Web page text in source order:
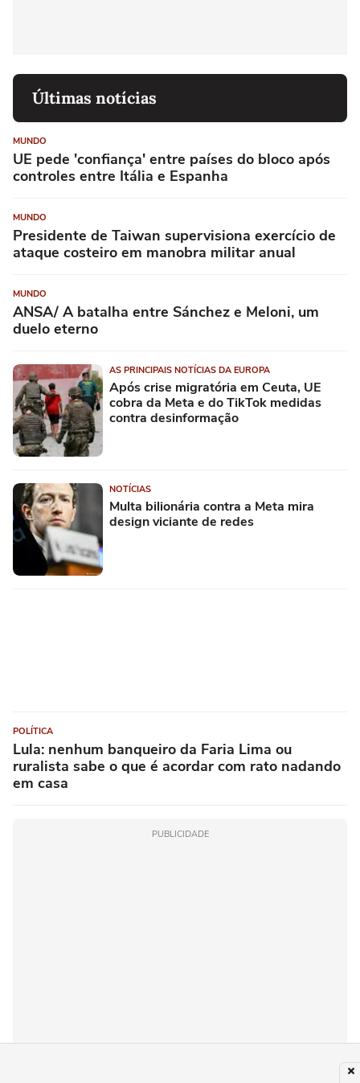
Últimas notícias
MUNDO
UE pede 'confiança' entre países do bloco após
controles entre Itália e Espanha
MUNDO
Presidente de Taiwan supervisiona exercício de
ataque costeiro em manobra militar anual
MUNDO
ANSA/ A batalha entre Sánchez e Meloni, um
duelo eterno
AS PRINCIPAIS NOTÍCIAS DA EUROPA
Após crise migratória em Ceuta, UE
cobra da Meta e do TikTok medidas
contra desinformação
NOTÍCIAS
Multa bilionária contra a Meta mira
design viciante de redes
POLÍTICA
Lula: nenhum banqueiro da Faria Lima ou
ruralista sabe o que é acordar com rato nadando
em casa
PUBLICIDADE